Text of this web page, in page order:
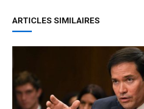
ARTICLES SIMILAIRES